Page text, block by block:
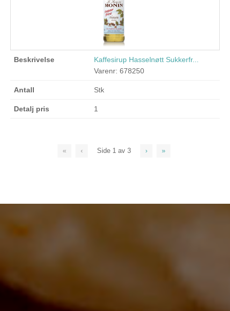
Kaffesirup Hasselnøtt Sukkerfr...
Varenr: 678250
Stk
1
« ‹ Side 1 av 3 › »